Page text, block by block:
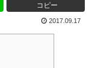
コピー
2017.09.17